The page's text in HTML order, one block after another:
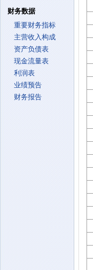
财务数据
重要财务指标
主营收入构成
资产负债表
现金流量表
利润表
业绩预告
财务报告